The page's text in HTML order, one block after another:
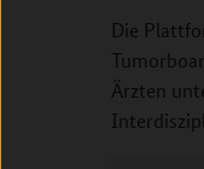
Die
Ärzten